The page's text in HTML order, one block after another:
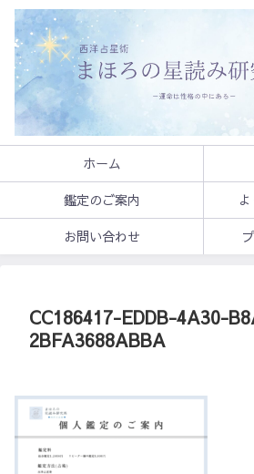
ホーム
鑑定のご案内
お問い合わせ
CC186417-EDDB-4A30-
2BFA3688ABBA